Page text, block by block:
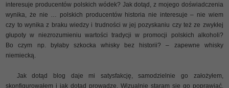
interesuje producentów polskich wódek? Jak dotąd, z mojego doświadczenia
wynika, że nie … polskich producentów historia nie interesuje – nie wiem
czy to wynika z braku wiedzy i trudności w jej pozyskaniu czy też ze zwykłej
głupoty w niezrozumieniu wartości tradycji w promocji polskich alkoholi?
Bo czym np. byłaby szkocka whisky bez historii? – zapewne whisky
niemiecką.
Jak dotąd blog daje mi satysfakcję, samodzielnie go założyłem,
skonfigurowałem i jak dotąd prowadzę. Wizualnie staram się go poprawiać.